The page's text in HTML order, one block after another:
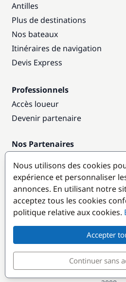
Antilles
Plus de destinations
Nos bateaux
Itinéraires de navigation
Devis Express
Professionnels
Accès loueur
Devenir partenaire
Nos Partenaires
Destinations populaires
© GlobeSailor
Croisières &
Nous utilisons des cookies
expérience et personnaliser
annonces. En utilisant notre
acceptez tous les cookies
politique relative aux cookies.
Accepter
Continuer sans